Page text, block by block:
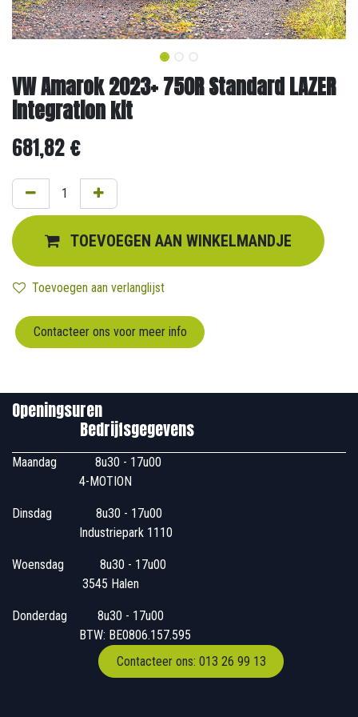
VW Amarok 2023+ 750R Standard LAZER
integration kit
681,82€
TOEVOEGEN AAN WINKELMANDJE
Toevoegen aan verlanglijst
Contacteer ons voor meer info
Openingsuren
Bedrijfsgegevens
Maandag
​8u30 - 17u00
4-MOTION
Dinsdag
​8u30 - 17u00
Industriepark 1110
Woensdag
​​​ 8u30 - 17u00
3545 Halen
Donderdag
​​8u30 - 17u00
BTW: BE0806.157.595
Contacteer ons: 013 26 99 13